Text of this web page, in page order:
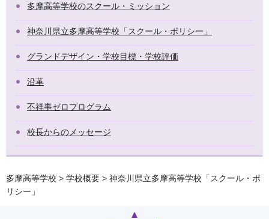
多摩高等学校のスクール・ミッション
神奈川県立多摩高等学校「スクール・ポリシー」
グランドデザイン・学校目標・学校評価
沿革
不祥事ゼロプログラム
校長からのメッセージ
多摩高等学校 > 学校概要 > 神奈川県立多摩高等学校「スクール・ポ
リシー」